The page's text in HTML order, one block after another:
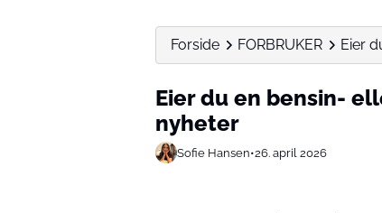
Forside FORBRUKER Eier
Eier du en bensin-
nyheter
Sofie Hansen•26. april 2026